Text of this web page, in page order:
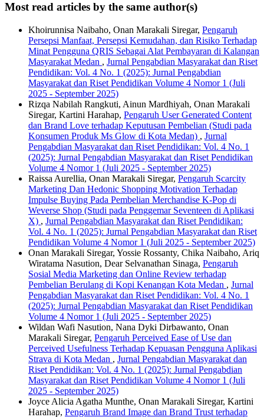
Most read articles by the same author(s)
Khoirunnisa Naibaho, Onan Marakali Siregar, Pengaruh
Persepsi Manfaat, Persepsi Kemudahan, dan Risiko Terhadap
Minat Pengguna QRIS Sebagai Alat Pembayaran di Kalangan
Masyarakat Medan , Jurnal Pengabdian Masyarakat dan Riset
Pendidikan: Vol. 4 No. 1 (2025): Jurnal Pengabdian
Masyarakat dan Riset Pendidikan Volume 4 Nomor 1 (Juli
2025 - September 2025)
Rizqa Nabilah Rangkuti, Ainun Mardhiyah, Onan Marakali
Siregar, Kartini Harahap, Pengaruh User Generated Content
dan Brand Love terhadap Keputusan Pembelian (Studi pada
Konsumen Produk Ms Glow di Kota Medan) , Jurnal
Pengabdian Masyarakat dan Riset Pendidikan: Vol. 4 No. 1
(2025): Jurnal Pengabdian Masyarakat dan Riset Pendidikan
Volume 4 Nomor 1 (Juli 2025 - September 2025)
Raissa Aurellia, Onan Marakali Siregar, Pengaruh Scarcity
Marketing Dan Hedonic Shopping Motivation Terhadap
Impulse Buying Pada Pembelian Merchandise K-Pop di
Weverse Shop (Studi pada Penggemar Seventeen di Aplikasi
X) , Jurnal Pengabdian Masyarakat dan Riset Pendidikan:
Vol. 4 No. 1 (2025): Jurnal Pengabdian Masyarakat dan Riset
Pendidikan Volume 4 Nomor 1 (Juli 2025 - September 2025)
Onan Marakali Siregar, Yossie Rossanty, Chika Naibaho, Ariq
Wiratama Nasution, Dear Selvanathan Sinaga, Pengaruh
Sosial Media Marketing dan Online Review terhadap
Pembelian Berulang di Kopi Kenangan Kota Medan , Jurnal
Pengabdian Masyarakat dan Riset Pendidikan: Vol. 4 No. 1
(2025): Jurnal Pengabdian Masyarakat dan Riset Pendidikan
Volume 4 Nomor 1 (Juli 2025 - September 2025)
Wildan Wafi Nasution, Nana Dyki Dirbawanto, Onan
Marakali Siregar, Pengaruh Perceived Ease of Use dan
Perceived Usefulness Terhadap Kepuasan Pengguna Aplikasi
Strava di Kota Medan , Jurnal Pengabdian Masyarakat dan
Riset Pendidikan: Vol. 4 No. 1 (2025): Jurnal Pengabdian
Masyarakat dan Riset Pendidikan Volume 4 Nomor 1 (Juli
2025 - September 2025)
Joyce Alicia Agatha Munthe, Onan Marakali Siregar, Kartini
Harahap, Pengaruh Brand Image dan Brand Trust terhadap